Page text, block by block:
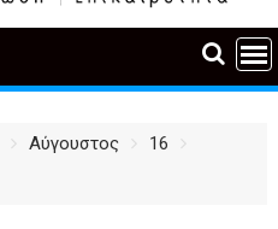
Αύγουστος
16